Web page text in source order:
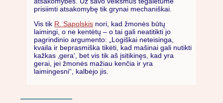
prisiimti atsakomybę tik grynai mechaniškai.
Vis tik R. Sapolskis nori, kad žmonės būtų
laimingi, o ne kentėtų – o tai gali neatitikti jo
pagrindinio argumento: „Logiškai neteisinga,
kvaila ir beprasmiška tikėti, kad mašinai gali nutikti
kažkas ‚gera‘, bet vis tik aš įsitikinęs, kad yra
gerai, jei žmonės mažiau kenčia ir yra
laimingesni“, kalbėjo jis.